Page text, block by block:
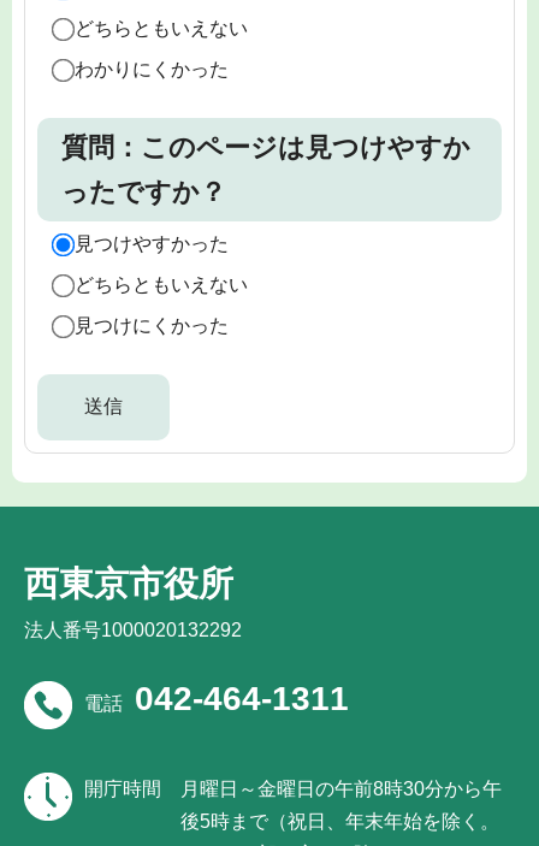
どちらともいえない
わかりにくかった
質問：このページは見つけやすか
ったですか？
見つけやすかった
どちらともいえない
見つけにくかった
西東京市役所
法人番号1000020132292
電話 042-464-1311
開庁時間
月曜日～金曜日の午前8時30分から午
後5時まで（祝日、年末年始を除く。